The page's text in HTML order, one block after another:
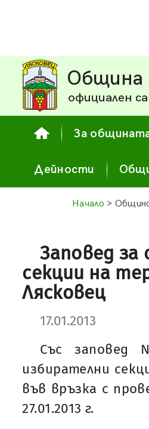
Община
официален
За
Дейности
Начало >
Заповед за
секции на
Лясковец
17.01.2013
Със заповед
избирателни
във връзка с
27.01.2013 г.